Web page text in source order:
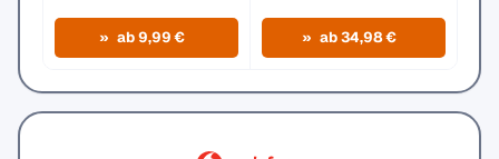
ab 9,99 € ab 34,98 €